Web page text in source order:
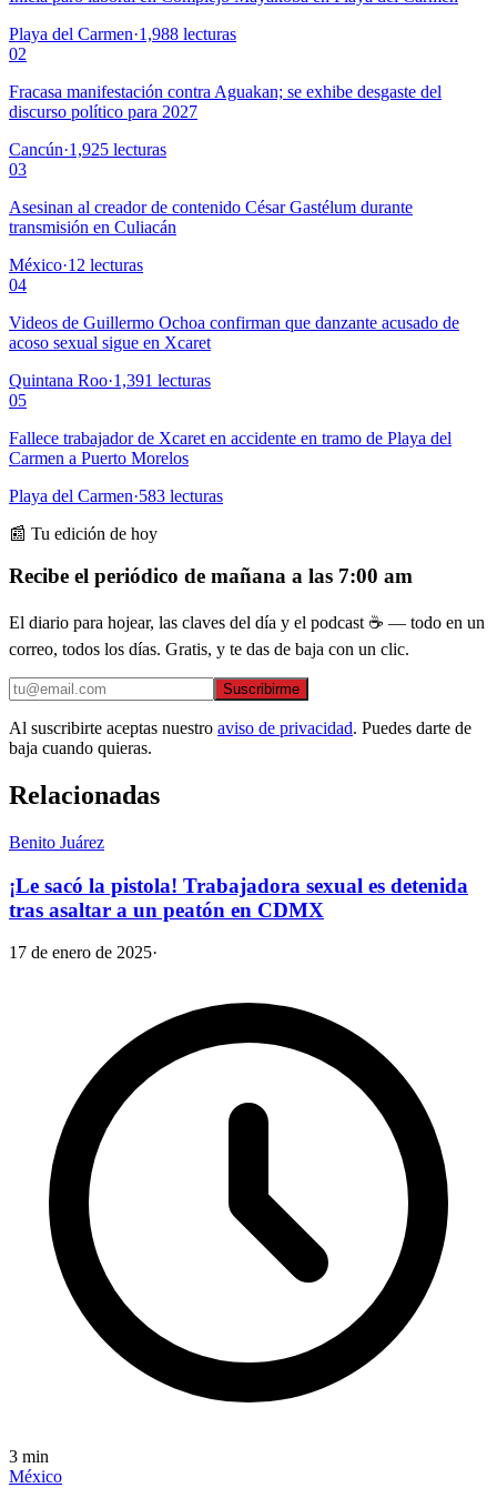
Playa del Carmen·1,988 lecturas
02
Fracasa manifestación contra Aguakan; se exhibe desgaste del
discurso político para 2027
Cancún·1,925 lecturas
03
Asesinan al creador de contenido César Gastélum durante
transmisión en Culiacán
México·12 lecturas
04
Videos de Guillermo Ochoa confirman que danzante acusado de
acoso sexual sigue en Xcaret
Quintana Roo·1,391 lecturas
05
Fallece trabajador de Xcaret en accidente en tramo de Playa del
Carmen a Puerto Morelos
Playa del Carmen·583 lecturas
📰 Tu edición de hoy
Recibe el periódico de mañana a las 7:00 am
El diario para hojear, las claves del día y el podcast ☕ — todo en un
correo, todos los días. Gratis, y te das de baja con un clic.
Suscribirme
Al suscribirte aceptas nuestro aviso de privacidad. Puedes darte de
baja cuando quieras.
Relacionadas
Benito Juárez
¡Le sacó la pistola! Trabajadora sexual es detenida
tras asaltar a un peatón en CDMX
17 de enero de 2025·
3 min
México